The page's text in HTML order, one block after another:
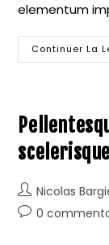
elementum
Continuer La
scelerisque
Auteur/autrice
de
Nicolas
Commentaires
0